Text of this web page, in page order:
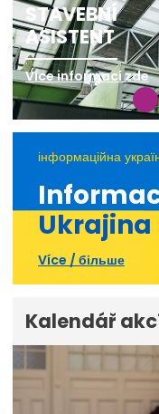
STAVEBNÍ
ASISTENT
Více informací zde
інформаційна
Ukrajina
Více / більше
Kalendář